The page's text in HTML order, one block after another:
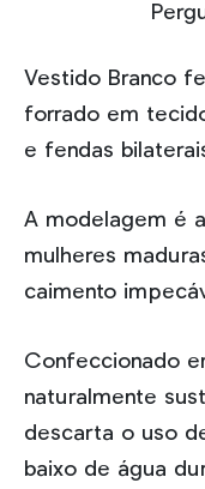
Vestido Branco
forrado em
e fendas
A modelagem é
mulheres
caimento
Confeccionado
naturalmente
descarta o uso
baixo de água